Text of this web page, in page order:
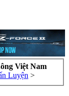
Việt Nam
Luyện >